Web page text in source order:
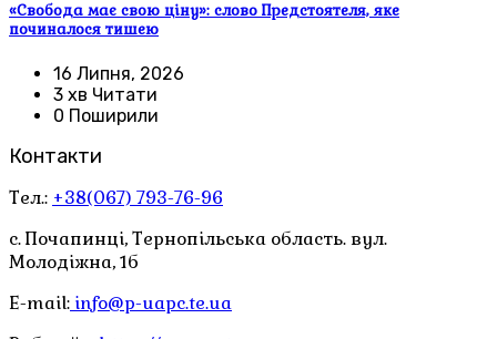
«Свобода має свою ціну»: слово Предстоятеля, яке
починалося тишею
16 Липня, 2026
3 хв Читати
0 Поширили
Контакти
Тел.: +38(067) 793-76-96
с. Почапинці, Тернопільська область. вул.
Молодіжна, 1б
E-mail: info@p-uapc.te.ua